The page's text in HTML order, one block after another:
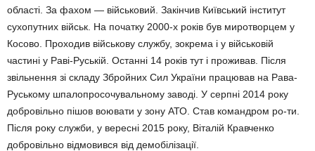
області. За фахом — військовий. Закінчив Київський інститут
сухопутних військ. На початку 2000-х років був миротворцем у
Косово. Проходив військову службу, зокрема і у військовій
частині у Раві-Руській. Останні 14 років тут і проживав. Після
звільнення зі складу Збройних Сил України працював на Рава-
Руському шпалопросочувальному заводі. У серпні 2014 року
добровільно пішов воювати у зону АТО. Став командром ро-ти.
Після року служби, у вересні 2015 року, Віталій Кравченко
добровільно відмовився від демобілізації.